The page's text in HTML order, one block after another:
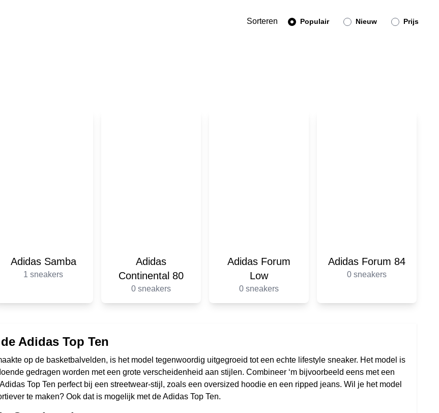
Sorteren Populair Nieuw Prijs
Adidas Samba
1 sneakers
Adidas
Continental 80
0 sneakers
Adidas Forum
Low
0 sneakers
Adidas Forum 84
0 sneakers
Adidas Top Ten
op de basketbalvelden, is het model tegenwoordig uitgegroeid tot een echte lifestyle sneaker. Het model is
gedragen worden met een grote verscheidenheid aan stijlen. Combineer ‘m bijvoorbeeld eens met een
Top Ten perfect bij een streetwear-stijl, zoals een oversized hoodie en een ripped jeans. Wil je het model
te maken? Ook dat is mogelijk met de Adidas Top Ten.